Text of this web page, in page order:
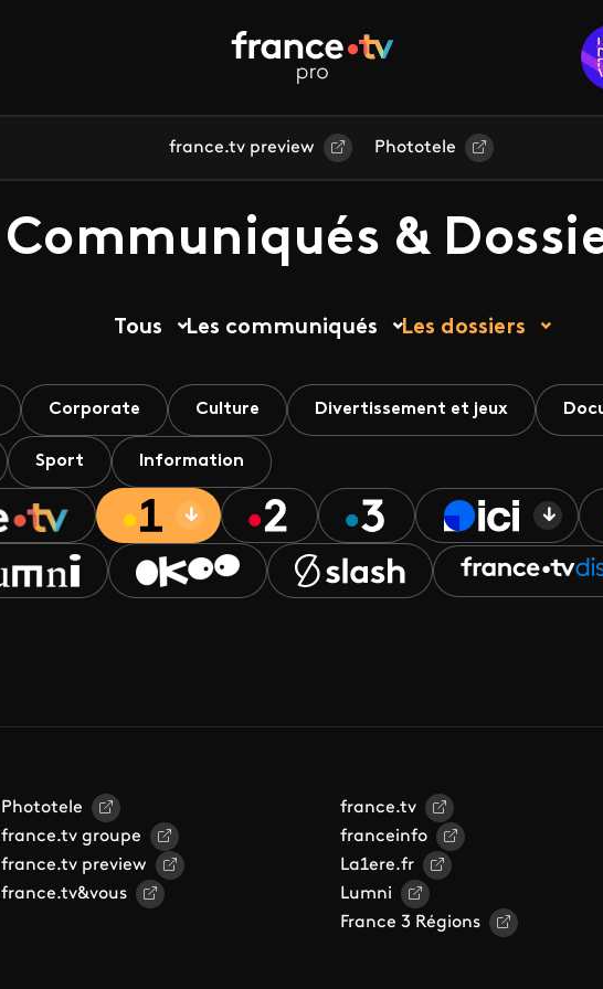
france.tv preview Phototele
Communiqués &
Tous Les communiqués Les dossiers
Corporate Culture Divertissement et jeux
Sport Information
Phototele
france.tv groupe
france.tv preview
france.tv&vous
france.tv
franceinfo
La1ere.fr
Lumni
France 3 Régions